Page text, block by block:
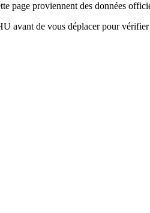
page proviennent des données
avant de vous déplacer pour